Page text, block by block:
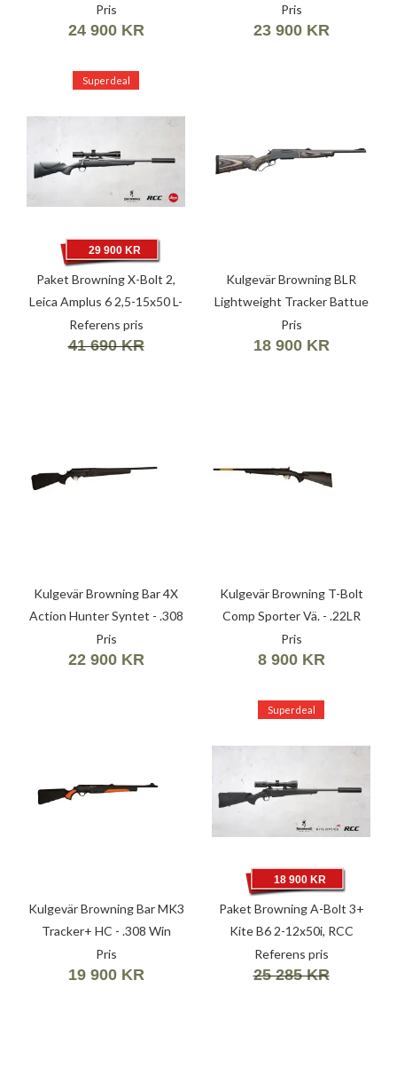
Win (7,62X51)
Pris
24 900 KR
(7,62X51)
Pris
23 900 KR
Superdeal
Paket Browning X-Bolt 2,
Leica Amplus 6 2,5-15x50 L-
4w BDC Moa RCC Hunter
Referens pris
29 900 KR
41 690 KR
Kulgevär Browning BLR
Lightweight Tracker Battue
Pris
18 900 KR
Kulgevär Browning Bar 4X
Action Hunter Syntet - .308
Win (7,62X51)
Pris
22 900 KR
Kulgevär Browning T-Bolt
Comp Sporter Vä. - .22LR
(5,6X15R)
Pris
8 900 KR
Kulgevär Browning Bar MK3
Tracker+ HC - .308 Win
(7,62X51)
Pris
19 900 KR
Superdeal
Paket Browning A-Bolt 3+
Kite B6 2-12x50i, RCC
Referens pris
18 900 KR
25 285 KR